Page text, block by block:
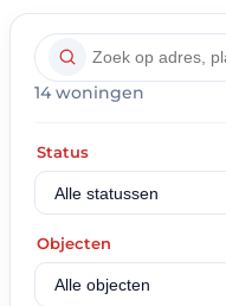
14 woningen
Status
Objecten